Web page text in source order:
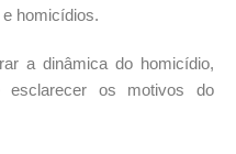
homicídios.
a dinâmica do homicídio,
esclarecer os motivos do